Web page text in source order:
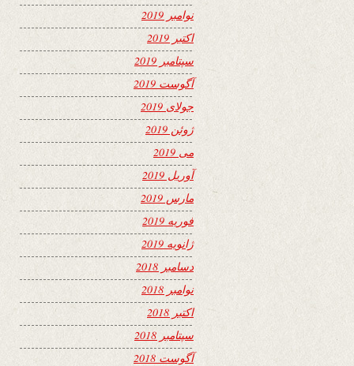
نوامبر 2019
اکتبر 2019
سپتامبر 2019
آگوست 2019
جولای 2019
ژوئن 2019
می 2019
آوریل 2019
مارس 2019
فوریه 2019
ژانویه 2019
دسامبر 2018
نوامبر 2018
اکتبر 2018
سپتامبر 2018
آگوست 2018